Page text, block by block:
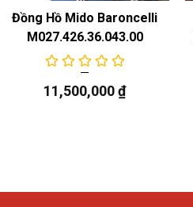
Đồng Hồ Mido Baroncelli
M027.426.36.043.00
11,500,000₫